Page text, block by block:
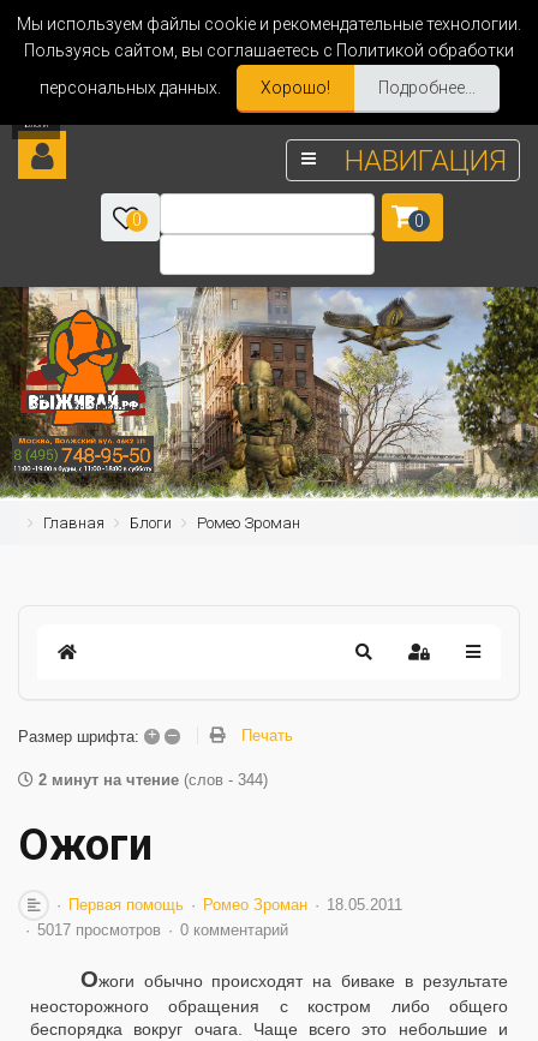
Мы используем файлы cookie и рекомендательные технологии.
Пользуясь сайтом, вы соглашаетесь с Политикой обработки
персональных данных.
Хорошо! Подробнее...
НАВИГАЦИЯ
0 0
Главная Блоги Ромео Зроман
Размер шрифта: + – Печать
2 минут на чтение (слов - 344)
Ожоги
Первая помощь Ромео Зроман
18.05.2011
5017 просмотров
0 комментарий
Ожоги обычно происходят на биваке в результате
неосторожного обращения с костром либо общего
беспорядка вокруг очага. Чаще всего это небольшие и